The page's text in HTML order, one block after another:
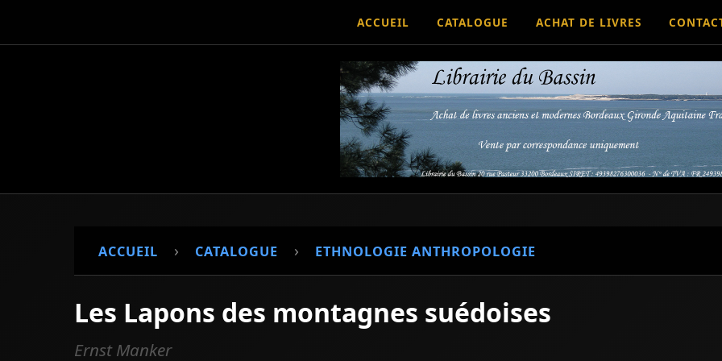
ACCUEIL CATALOGUE ACHAT DE LIVRES
ACCUEIL › CATALOGUE › ETHNOLOGIE ANTHROPOLOGIE
Les Lapons des montagnes suédoises
Ernst Manker